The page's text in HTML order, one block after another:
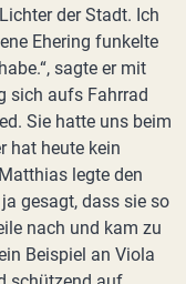
der Stadt. Ich
Ehering funkelte
sagte er mit
sich aufs Fahrrad
Sie hatte uns beim
hat heute kein
legte den
gesagt, dass sie so
nach und kam zu
Beispiel an Viola